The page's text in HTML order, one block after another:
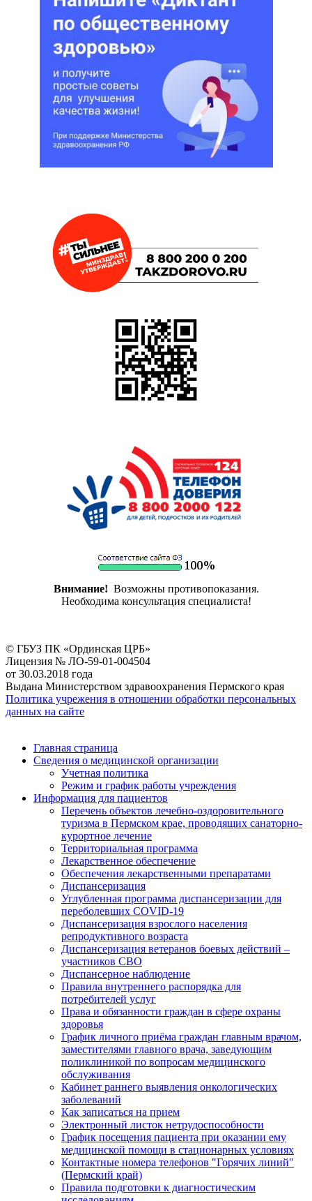
Внимание! Возможны противопоказания.
Необходима консультация специалиста!
© ГБУЗ ПК «Ординская ЦРБ»
Лицензия № ЛО-59-01-004504
от 30.03.2018 года
Выдана Министерством здравоохранения Пермского края
Политика учрежения в отношении обработки персональных
данных на сайте
Главная страница
Сведения о медицинской организации
Учетная политика
Режим и график работы учреждения
Информация для пациентов
Перечень объектов лечебно-оздоровительного
туризма в Пермском крае, проводящих санаторно-
курортное лечение
Территориальная программа
Лекарственное обеспечение
Обеспечения лекарственными препаратами
Диспансеризация
Углубленная программа диспансеризации для
переболевших COVID-19
Диспансеризация взрослого населения
репродуктивного возраста
Диспансеризация ветеранов боевых действий –
участников СВО
Диспансерное наблюдение
Правила внутреннего распорядка для
потребителей услуг
Права и обязанности граждан в сфере охраны
здоровья
График личного приёма граждан главным врачом,
заместителями главного врача, заведующим
поликлиникой по вопросам медицинского
обслуживания
Кабинет раннего выявления онкологических
заболеваний
Как записаться на прием
Электронный листок нетрудоспособности
График посещения пациента при оказании ему
медицинской помощи в стационарных условиях
Контактные номера телефонов "Горячих линий"
(Пермский край)
Правила подготовки к диагностическим